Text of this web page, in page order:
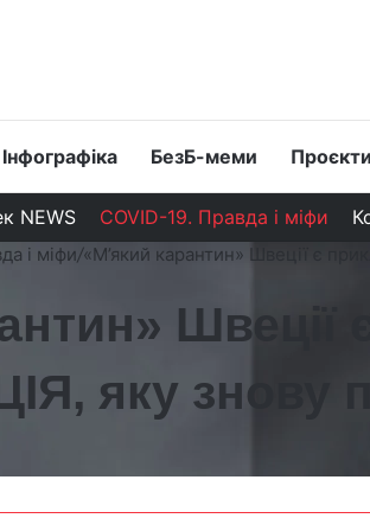
Інфографіка БезБ-меми Проєкти
NEWS COVID-19. Правда і міфи
і міфи/«М’який карантин» Швеції є
Швеції
яку